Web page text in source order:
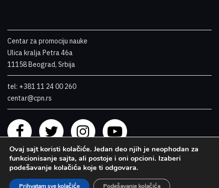
Centar za promociju nauke
Ulica kralja Petra 46a
11158 Beograd, Srbija
tel: +381 11 24 00 260
centar@cpn.rs
Ovaj sajt koristi kolačiće. Jedan deo njih je neophodan za
funkcionisanje sajta, ali postoje i oni opcioni. Izaberi
podešavanje kolačića koje ti odgovara.
Prihvatam sve kolačiće Podešavanje kolačića